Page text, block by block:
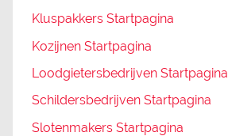
Kluspakkers Startpagina
Kozijnen Startpagina
Loodgietersbedrijven Startpagina
Schildersbedrijven Startpagina
Slotenmakers Startpagina